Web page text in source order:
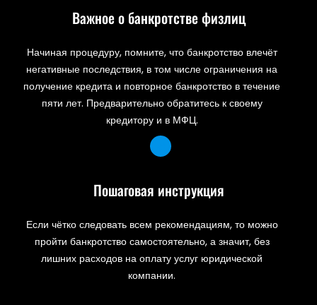
Важное о банкротстве физлиц
Начиная процедуру, помните, что банкротство влечёт
негативные последствия, в том числе ограничения на
получение кредита и повторное банкротство в течение
пяти лет. Предварительно обратитесь к своему
кредитору и в МФЦ.
Пошаговая инструкция
Если чётко следовать всем рекомендациям, то можно
пройти банкротство самостоятельно, а значит, без
лишних расходов на оплату услуг юридической
компании.